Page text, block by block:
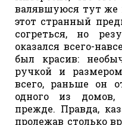
валявшуюся тут же
этот странный
согреться, но
оказался всего-
был красив:
ручкой и
всего, раньше он
одного из домов,
прежде. Правда,
пролежав столько